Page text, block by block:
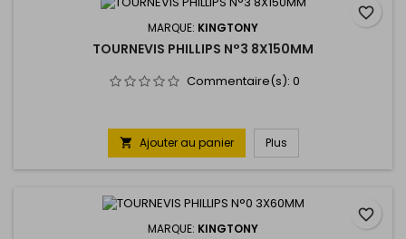
MARQUE: KINGTONY
TOURNEVIS PHILLIPS N°3 8X150MM
Commentaire(s): 0
 Ajouter au panier Plus
favorite_border
MARQUE: KINGTONY
favorite_border